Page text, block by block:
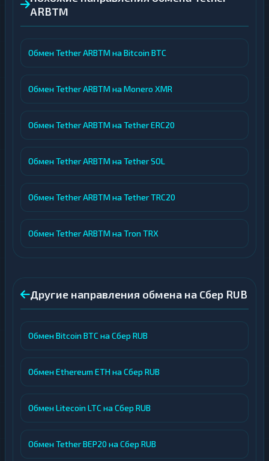
ARBTM
Обмен Tether ARBTM на Bitcoin BTC
Обмен Tether ARBTM на Monero XMR
Обмен Tether ARBTM на Tether ERC20
Обмен Tether ARBTM на Tether SOL
Обмен Tether ARBTM на Tether TRC20
Обмен Tether ARBTM на Tron TRX
Другие направления обмена на Сбер RUB
Обмен Bitcoin BTC на Сбер RUB
Обмен Ethereum ETH на Сбер RUB
Обмен Litecoin LTC на Сбер RUB
Обмен Tether BEP20 на Сбер RUB